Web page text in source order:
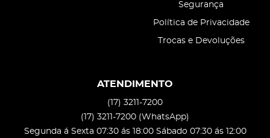
Segurança
Política de Privacidade
Trocas e Devoluções
ATENDIMENTO
(17) 3211-7200
(17) 3211-7200 (WhatsApp)
Segunda á Sexta 07:30 ás 18:00 Sábado 07:30 ás 12:00